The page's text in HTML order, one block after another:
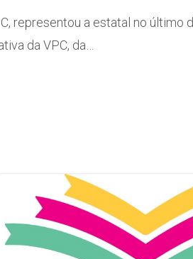
representou a estatal no último
da VPC, da…